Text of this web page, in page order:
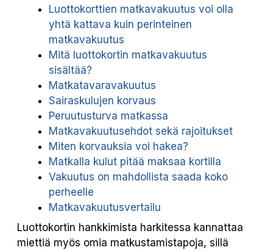
Luottokorttien matkavakuutus voi olla
yhtä kattava kuin perinteinen
matkavakuutus
Mitä luottokortin matkavakuutus
sisältää?
Matkatavaravakuutus
Sairaskulujen korvaus
Peruutusturva matkassa
Matkavakuutusehdot sekä rajoitukset
Miten korvauksia voi hakea?
Matkalla kulut pitää maksaa kortilla
Vakuutus on mahdollista saada koko
perheelle
Matkavakuutusvertailu
Luottokortin hankkimista harkitessa kannattaa
miettiä myös omia matkustamistapoja, sillä